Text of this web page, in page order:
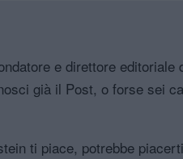
e direttore editoriale
già il Post, o forse sei
ti piace, potrebbe